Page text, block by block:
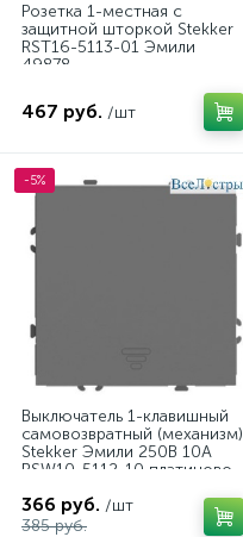
Розетка 1-местная с
защитной шторкой Stekker
RST16-5113-01 Эмили
49878
467 руб. /шт
-5%
Выключатель 1-клавишный
самовозвратный (механизм)
Stekker Эмили 250В 10А
RSW10-5112-10 платиново-
366 руб. /шт
385 руб.